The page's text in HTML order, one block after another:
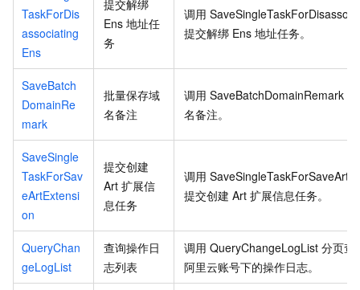
TaskForDis
associating
Ens
提交解绑
Ens 地址任
务
调用
提交解绑 Ens 地址任务。
SaveBatch
DomainRe
mark
批量保存域
名备注
调用 SaveBatchDomainRemark
名备注。
SaveSingle
TaskForSav
eArtExtensi
on
提交创建
Art 扩展信
息任务
调用
提交创建 Art 扩展信息任务。
QueryChan
geLogList
查询操作日
志列表
调用 QueryChangeLogList 分页查
阿里云账号下的操作日志。